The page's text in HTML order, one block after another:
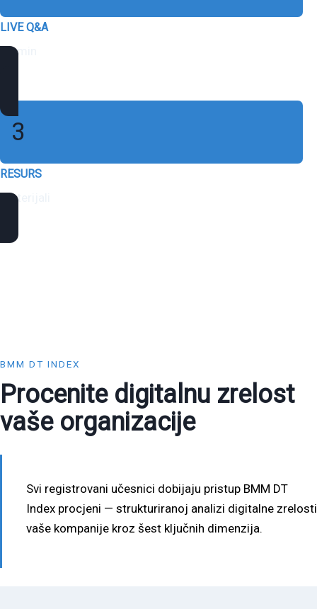
LIVE Q&A
15 min
3
RESURS
materijali
BMM DT INDEX
Procenite digitalnu zrelost
vaše organizacije
Svi registrovani učesnici dobijaju pristup BMM DT
Index procjeni — strukturiranoj analizi digitalne zrelosti
vaše kompanije kroz šest ključnih dimenzija.